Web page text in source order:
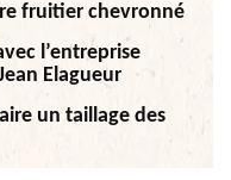
fruitier chevronné
l’entreprise
Elagueur
un taillage des